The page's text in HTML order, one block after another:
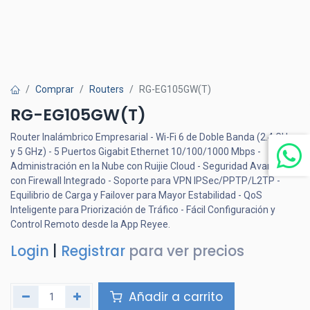
Comprar Routers RG-EG105GW(T)
RG-EG105GW(T)
Router Inalámbrico Empresarial - Wi-Fi 6 de Doble Banda (2.4 GHz
y 5 GHz) - 5 Puertos Gigabit Ethernet 10/100/1000 Mbps -
Administración en la Nube con Ruijie Cloud - Seguridad Avanzada
con Firewall Integrado - Soporte para VPN IPSec/PPTP/L2TP -
Equilibrio de Carga y Failover para Mayor Estabilidad - QoS
Inteligente para Priorización de Tráfico - Fácil Configuración y
Control Remoto desde la App Reyee.
Login Registrar para ver precios
Añadir a carrito